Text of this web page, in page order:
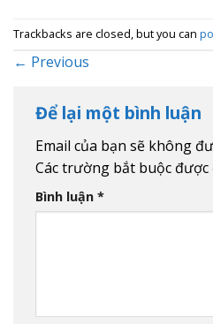
Trackbacks are closed, but you can
← Previous
Để lại một bình luận
Email của bạn sẽ không
Các trường bắt buộc được
Bình luận *